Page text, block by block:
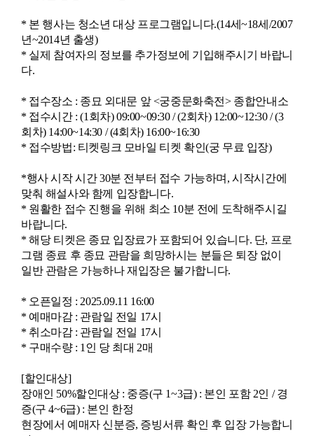
* 본 행사는 청소년 대상 프로그램입니다.(14세~18세/2007
년~2014년 출생)
* 실제 참여자의 정보를 추가정보에 기입해주시기 바랍니
다.
* 접수장소 : 종묘 외대문 앞 <궁중문화축전> 종합안내소
* 접수시간 : (1회차) 09:00~09:30 / (2회차) 12:00~12:30 / (3
회차) 14:00~14:30 / (4회차) 16:00~16:30
* 접수방법: 티켓링크 모바일 티켓 확인(궁 무료 입장)
*행사 시작 시간 30분 전부터 접수 가능하며, 시작시간에
맞춰 해설사와 함께 입장합니다.
* 원활한 접수 진행을 위해 최소 10분 전에 도착해주시길
바랍니다.
* 해당 티켓은 종묘 입장료가 포함되어 있습니다. 단, 프로
그램 종료 후 종묘 관람을 희망하시는 분들은 퇴장 없이
일반 관람은 가능하나 재입장은 불가합니다.
* 오픈일정 : 2025.09.11 16:00
* 예매마감 : 관람일 전일 17시
* 취소마감 : 관람일 전일 17시
* 구매수량 : 1인 당 최대 2매
[할인대상]
장애인 50%할인대상 : 중증(구 1~3급) : 본인 포함 2인 / 경
증(구 4~6급) : 본인 한정
현장에서 예매자 신분증, 증빙서류 확인 후 입장 가능합니